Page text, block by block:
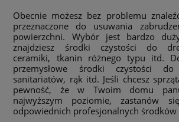
Obecnie możesz bez problemu
przeznaczone do usuwania
powierzchni. Wybór jest bardzo
znajdziesz środki czystości do
ceramiki, tkanin różnego typu itd.
przemysłowe środki czystości
do
sanitariatów, rąk itd. Jeśli chcesz
pewność, że w Twoim domu
najwyższym poziomie, zastanów
odpowiednich profesjonalnych środków